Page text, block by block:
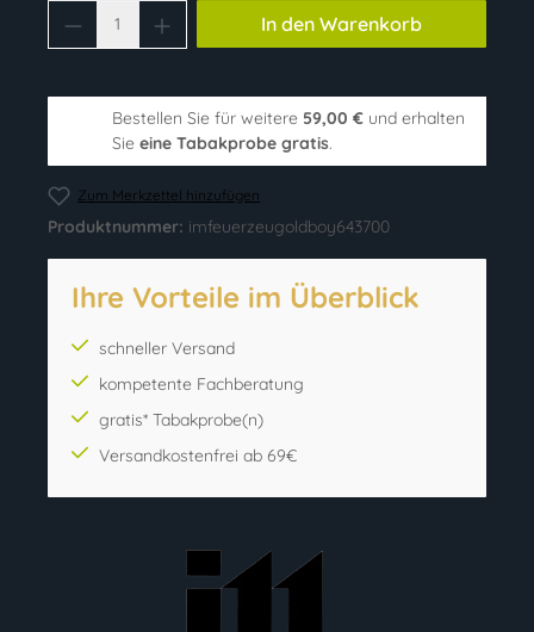
Produkt Anzahl: Gib den gewünschten
In den Warenkorb
Bestellen Sie für weitere 59,00 € und erhalten
Sie eine Tabakprobe gratis.
Zum Merkzettel hinzufügen
Produktnummer: imfeuerzeugoldboy643700
Ihre Vorteile im Überblick
schneller Versand
kompetente Fachberatung
gratis* Tabakprobe(n)
Versandkostenfrei ab 69€